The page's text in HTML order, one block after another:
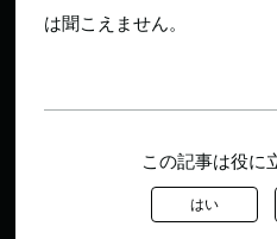
は聞こえません。
この記事は役に
はい